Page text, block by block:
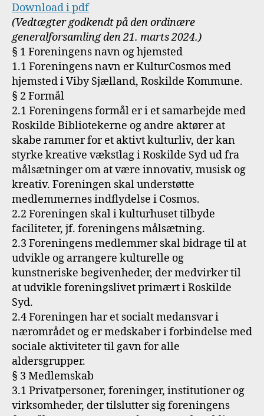
Download i pdf
(Vedtægter godkendt på den ordinære
generalforsamling den 21. marts 2024.)
§ 1 Foreningens navn og hjemsted
1.1 Foreningens navn er KulturCosmos med
hjemsted i Viby Sjælland, Roskilde Kommune.
§ 2 Formål
2.1 Foreningens formål er i et samarbejde med
Roskilde Bibliotekerne og andre aktører at
skabe rammer for et aktivt kulturliv, der kan
styrke kreative vækstlag i Roskilde Syd ud fra
målsætninger om at være innovativ, musisk og
kreativ. Foreningen skal understøtte
medlemmernes indflydelse i Cosmos.
2.2 Foreningen skal i kulturhuset tilbyde
faciliteter, jf. foreningens målsætning.
2.3 Foreningens medlemmer skal bidrage til at
udvikle og arrangere kulturelle og
kunstneriske begivenheder, der medvirker til
at udvikle foreningslivet primært i Roskilde
Syd.
2.4 Foreningen har et socialt medansvar i
nærområdet og er medskaber i forbindelse med
sociale aktiviteter til gavn for alle
aldersgrupper.
§ 3 Medlemskab
3.1 Privatpersoner, foreninger, institutioner og
virksomheder, der tilslutter sig foreningens